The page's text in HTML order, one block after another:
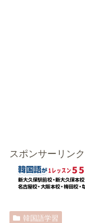
スポンサーリンク
韓国語学習